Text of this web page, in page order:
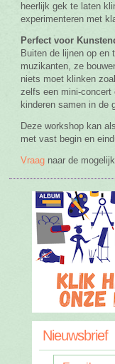
heerlijk gek te laten
experimenteren met
Perfect voor
Buiten de lijnen op en
muzikanten, ze
niets moet klinken
zelfs een mini-concert
kinderen samen in de
Deze workshop kan
met vast begin en
Vraag naar de
Nieuwsbrief